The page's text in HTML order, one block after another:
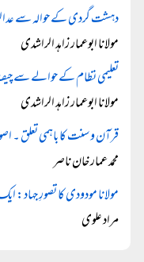
دہشت گردی کے حوالہ سے
مولانا ابوعمار زاہد الراشدی
تعلیمی نظام کے حوالے سے
مولانا ابوعمار زاہد الراشدی
قرآن و سنت کا باہمی تعلق ۔
محمد عمار خان ناصر
مولانا مودودی کا تصورِ جہاد: ایک
مراد علوی